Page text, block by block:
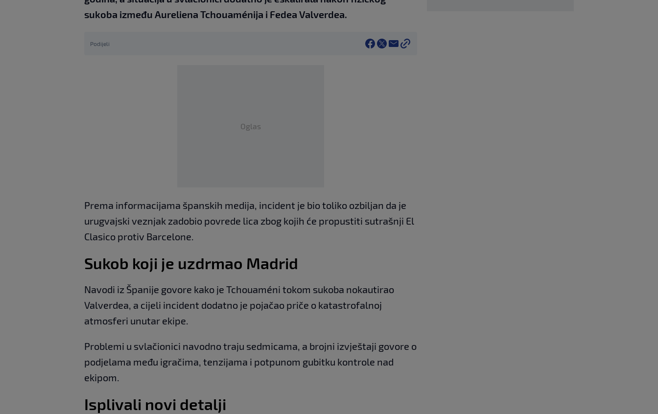
sukoba između Aureliena Tchouaménija i Fedea Valverdea.
Podijeli
Oglas
Prema informacijama španskih medija, incident je bio toliko ozbiljan da je
urugvajski veznjak zadobio povrede lica zbog kojih će propustiti sutrašnji El
Clasico protiv Barcelone.
Sukob koji je uzdrmao Madrid
Navodi iz Španije govore kako je Tchouaméni tokom sukoba nokautirao
Valverdea, a cijeli incident dodatno je pojačao priče o katastrofalnoj
atmosferi unutar ekipe.
Problemi u svlačionici navodno traju sedmicama, a brojni izvještaji govore o
podjelama među igračima, tenzijama i potpunom gubitku kontrole nad
ekipom.
Isplivali novi detalji